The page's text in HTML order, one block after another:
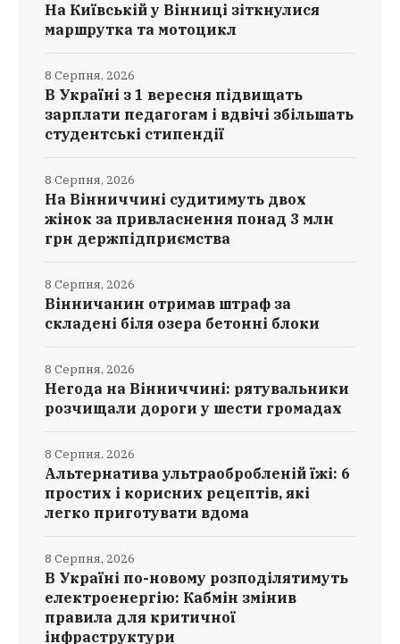
На Київській у Вінниці зіткнулися
маршрутка та мотоцикл
В Україні з 1 вересня підвищать
зарплати педагогам і вдвічі збільшать
студентські стипендії
8 Серпня, 2026
На Вінниччині судитимуть двох
жінок за привласнення понад 3 млн
грн держпідприємства
8 Серпня, 2026
Вінничанин отримав штраф за
складені біля озера бетонні блоки
8 Серпня, 2026
Негода на Вінниччині: рятувальники
розчищали дороги у шести громадах
8 Серпня, 2026
Альтернатива ультраобробленій їжі: 6
простих і корисних рецептів, які
легко приготувати вдома
8 Серпня, 2026
В Україні по-новому розподілятимуть
електроенергію: Кабмін змінив
правила для критичної
інфраструктури
8 Серпня, 2026